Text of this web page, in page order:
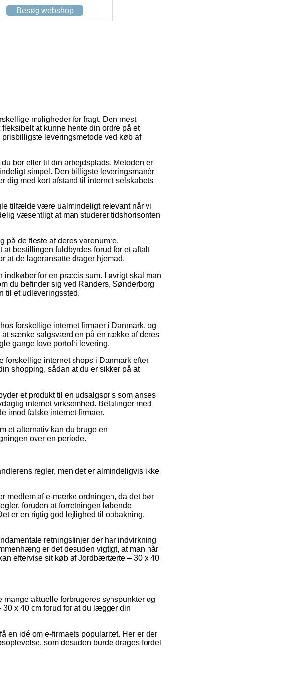
Besøg webshop
muligheder for fragt. Den mest
at kunne hente din ordre på et
leveringsmetode ved køb af
bor eller til din arbejdsplads. Metoden er
simpel. Den billigste leveringsmanér
dig med kort afstand til internet selskabets
tilfælde være ualmindeligt relevant når vi
væsentligt at man studerer tidshorisonten
på de fleste af deres varenumre,
bestillingen fuldbyrdes forud for et aftalt
at de lageransatte drager hjemad.
indkøber for en præcis sum. I øvrigt skal man
du befinder sig ved Randers, Sønderborg
til et udleveringssted.
forskellige internet firmaer i Danmark, og
at sænke salgsværdien på en række af deres
gange love portofri levering.
forskellige internet shops i Danmark efter
shopping, sådan at du er sikker på at
et produkt til en udsalgspris som anses
internet virksomhed. Betalinger med
imod falske internet firmaer.
et alternativ kan du bruge en
over en periode.
regler, men det er almindeligvis ikke
medlem af e-mærke ordningen, da det bør
foruden at forretningen løbende
er en rigtig god lejlighed til opbakning,
retningslinjer der har indvirkning
er det desuden vigtigt, at man når
eftervise sit køb af Jordbærtærte – 30 x 40
aktuelle forbrugeres synspunkter og
x 40 cm forud for at du lægger din
en idé om e-firmaets popularitet. Her er der
som desuden burde drages fordel